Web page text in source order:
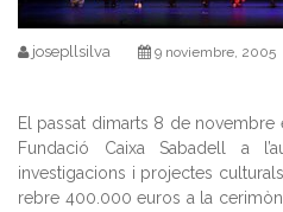
josepllsilva 9 noviembre, 2005
El passat dimarts 8 de novembre
Fundació Caixa Sabadell a
investigacions i projectes
rebre 400.000 euros a la